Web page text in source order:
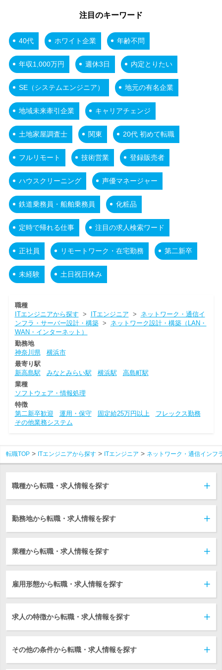
注目のキーワード
40代 ホワイト企業 年齢不問
年収1,000万円 週休3日 内定とりたい
SE（システムエンジニア） 地元の有名企業
地域未来牽引企業 キャリアチェンジ
土地家屋調査士 関東 20代 初めて転職
フルリモート 技術営業 登録販売者
ハウスクリーニング 声優マネージャー
鉄道乗務員・船舶乗務員 化粧品
定時で帰れる仕事 注目の求人検索ワード
正社員 リモートワーク・在宅勤務 第二新卒
未経験 土日祝日休み
職種
ITエンジニアから探す > ITエンジニア > ネットワーク・通信イ
ンフラ・サーバー設計・構築> ネットワーク設計・構築（LAN・
WAN・インターネット）
勤務地
神奈川県
横浜市
最寄り駅
新高島駅
みなとみらい駅 横浜駅
高島町駅
業種
ソフトウェア・情報処理
特徴
第二新卒歓迎
運用・保守 固定給25万円以上
フレックス勤務
その他業務システム
転職TOP ITエンジニアから探す ITエンジニア ネットワーク・通信インフ
職種から転職・求人情報を探す
勤務地から転職・求人情報を探す
業種から転職・求人情報を探す
雇用形態から転職・求人情報を探す
求人の特徴から転職・求人情報を探す
その他の条件から転職・求人情報を探す